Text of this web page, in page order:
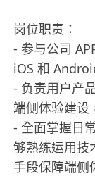
岗位职责：
- 参与公司
iOS 和
- 负责用户产
端侧体验建设
- 全面掌握日
够熟练运用技
手段保障端侧